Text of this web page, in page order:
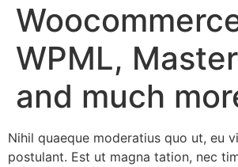
WPML,
and much
Nihil quaeque moderatius quo ut, eu
postulant. Est ut magna tation, nec